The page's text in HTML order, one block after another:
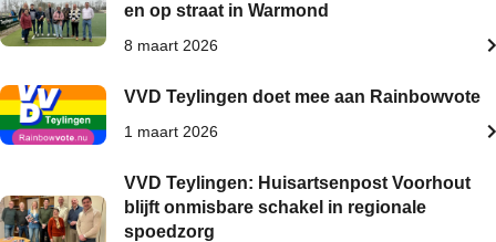
en op straat in Warmond
8 maart 2026
VVD Teylingen doet mee aan Rainbowvote
1 maart 2026
VVD Teylingen: Huisartsenpost Voorhout
blijft onmisbare schakel in regionale
spoedzorg